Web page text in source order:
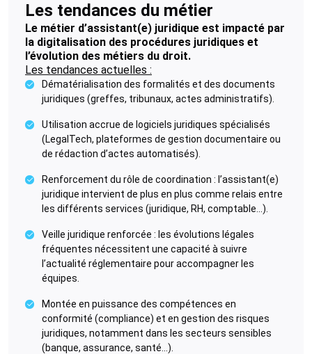
Les tendances du métier
Le métier d’assistant(e) juridique est impacté par
la digitalisation des procédures juridiques et
l’évolution des métiers du droit.
Les tendances actuelles :
Dématérialisation des formalités et des documents
juridiques (greffes, tribunaux, actes administratifs).
Utilisation accrue de logiciels juridiques spécialisés
(LegalTech, plateformes de gestion documentaire ou
de rédaction d’actes automatisés).
Renforcement du rôle de coordination : l’assistant(e)
juridique intervient de plus en plus comme relais entre
les différents services (juridique, RH, comptable...).
Veille juridique renforcée : les évolutions légales
fréquentes nécessitent une capacité à suivre
l’actualité réglementaire pour accompagner les
équipes.
Montée en puissance des compétences en
conformité (compliance) et en gestion des risques
juridiques, notamment dans les secteurs sensibles
(banque, assurance, santé...).